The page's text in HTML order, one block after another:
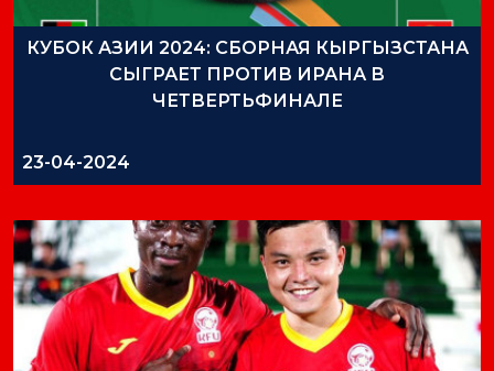
КУБОК АЗИИ 2024: СБОРНАЯ КЫРГЫЗСТАНА
СЫГРАЕТ ПРОТИВ ИРАНА В
ЧЕТВЕРТЬФИНАЛЕ
23-04-2024